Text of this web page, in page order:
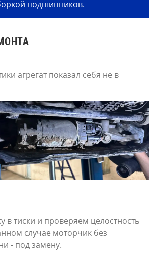
подшипников.
агрегат показал себя не в
в тиски и проверяем целостность
случае моторчик без
- под замену.